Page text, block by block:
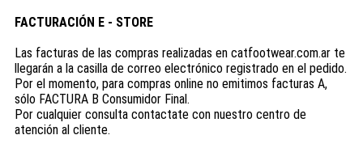
FACTURACIÓN E - STORE
Las facturas de las compras realizadas en catfootwear.com.ar te
llegarán a la casilla de correo electrónico registrado en el pedido.
Por el momento, para compras online no emitimos facturas A,
sólo FACTURA B Consumidor Final.
Por cualquier consulta contactate con nuestro centro de
atención al cliente.